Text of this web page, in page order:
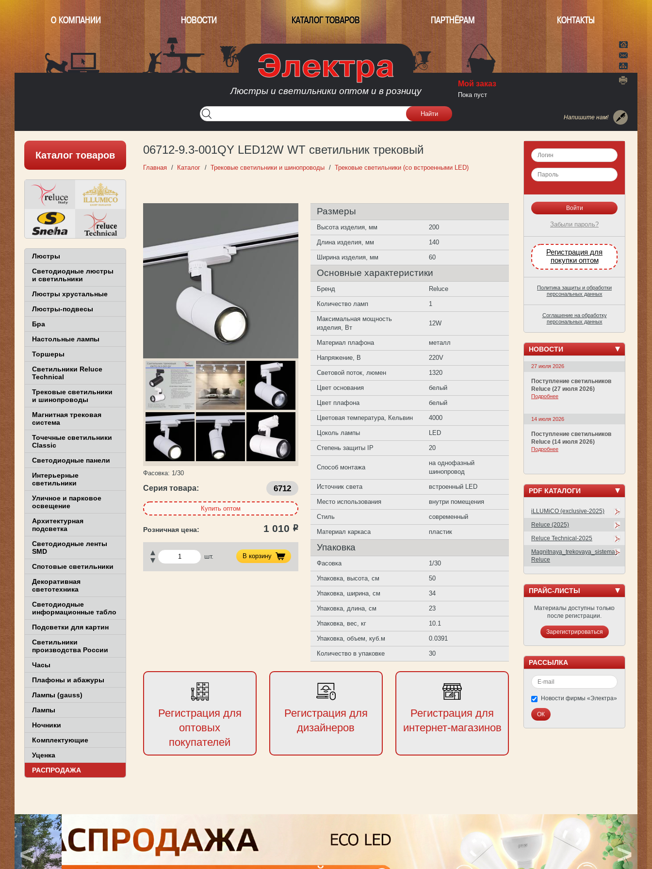
О КОМПАНИИ НОВОСТИ КАТАЛОГ ТОВАРОВ ПАРТНЁРАМ КОНТАКТЫ
Люстры и светильники оптом и в розницу
Написать нам
Карта
Напишите нам!
Мой заказ
Пока пуст
06712-9.3-001QY LED12W WT светильник трековый
Главная Каталог Трековые светильники и шинопроводы Трековые светильники (со встроенными LED)
Фасовка: 1/30
Серия товара: 6712
Купить оптом
1 010 Р
шт. В корзину
Размеры
Высота изделия, мм 200
Длина изделия, мм 140
Ширина изделия, мм 60
Основные характеристики
Бренд Reluce
Количество ламп 1
Максимальная мощность
изделия, Вт
12W
Материал плафона металл
Напряжение, В 220V
Световой поток, люмен 1320
Цвет основания белый
Цвет плафона белый
Цветовая температура, Кельвин 4000
Цоколь лампы LED
Степень защиты IP 20
Способ монтажа
на однофазный
шинопровод
Источник света встроенный LED
Место использования внутри помещения
Стиль современный
Материал каркаса пластик
Упаковка
Фасовка 1/30
Упаковка, высота, см 50
Упаковка, ширина, см 34
Упаковка, длина, см 23
Упаковка, вес, кг 10.1
Упаковка, объем, куб.м 0.0391
Количество в упаковке 30
Регистрация для
оптовых
покупателей
Регистрация для
дизайнеров
Регистрация для
интернет-магазинов
Каталог товаров
Люстры
Светодиодные люстры
и светильники
Люстры хрустальные
Люстры-подвесы
Бра
Настольные лампы
Торшеры
Светильники Reluce
Technical
Трековые светильники
и шинопроводы
Магнитная трековая
система
Точечные светильники
Classic
Светодиодные панели
Интерьерные
светильники
Уличное и парковое
освещение
Архитектурная
подсветка
Светодиодные ленты
SMD
Спотовые светильники
Декоративная
светотехника
Светодиодные
информационные табло
Подсветки для картин
Светильники
производства России
Часы
Плафоны и абажуры
Лампы (gauss)
Лампы
Ночники
Комплектующие
Уценка
РАСПРОДАЖА
Забыли пароль?
Регистрация для
покупки оптом
Политика защиты и обработки
персональных данных
Соглашение на обработку
персональных данных
НОВОСТИ
27 июля 2026
Поступление светильников
Reluce (27 июля 2026)
Подробнее
14 июля 2026
Поступление светильников
Reluce (14 июля 2026)
Подробнее
PDF КАТАЛОГИ
iLLUMiCO (exclusive-2025)
Reluce (2025)
Reluce Technical-2025
Magnitnaya_trekovaya_sistema-
Reluce
ПРАЙС-ЛИСТЫ
Материалы доступны только
после регистрации.
Зарегистрироваться
РАССЫЛКА
Новости фирмы «Электра»